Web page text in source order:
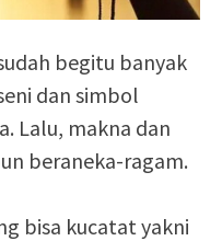
begitu banyak
dan simbol
Lalu, makna dan
beraneka-ragam.
bisa kucatat yakni